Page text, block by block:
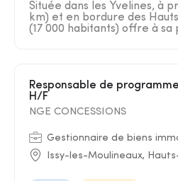
Située dans les Yvelines, à
km) et en bordure des
(17 000 habitants) offre à sa
Responsable de programmes immobiliers
H/F
NGE CONCESSIONS
Gestionnaire de biens
Issy-les-Moulineaux,